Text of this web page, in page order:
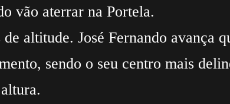
vão aterrar na Portela.
altitude. José Fernando avança
sendo o seu centro mais